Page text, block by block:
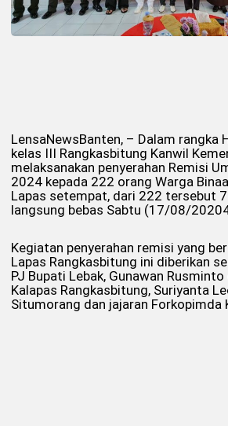
LensaNewsBanten, – Dalam rangka
kelas III Rangkasbitung Kanwil
melaksanakan penyerahan Remisi
2024 kepada 222 orang Warga
Lapas setempat, dari 222 tersebut
langsung bebas Sabtu (17/08/
Kegiatan penyerahan remisi yang
Lapas Rangkasbitung ini diberikan
PJ Bupati Lebak, Gunawan
Kalapas Rangkasbitung, Suriyanta
Situmorang dan jajaran Forkopimda